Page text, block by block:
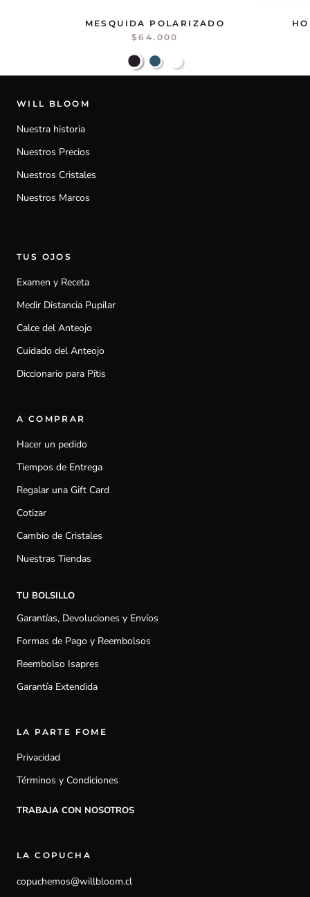
MESQUIDA POLARIZADO
$64.000
WILL BLOOM
Nuestra historia
Nuestros Precios
Nuestros Cristales
Nuestros Marcos
TUS OJOS
Examen y Receta
Medir Distancia Pupilar
Calce del Anteojo
Cuidado del Anteojo
Diccionario para Pitis
A COMPRAR
Hacer un pedido
Tiempos de Entrega
Regalar una Gift Card
Cotizar
Cambio de Cristales
Nuestras Tiendas
TU BOLSILLO
Garantías, Devoluciones y Envíos
Formas de Pago y Reembolsos
Reembolso Isapres
Garantía Extendida
LA PARTE FOME
Privacidad
Términos y Condiciones
TRABAJA CON NOSOTROS
LA COPUCHA
copuchemos@willbloom.cl